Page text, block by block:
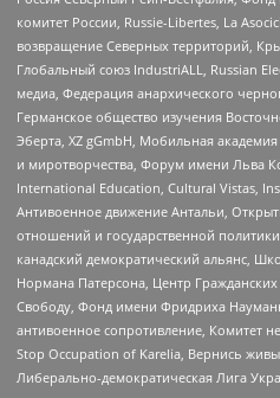
комитет России, Russie-Libertes, La
возвращение Северных территорий,
Глобальный союз IndustriALL, Russian
медиа, Федерация анархического
Германское общество изучения
Эберта, XZ gGmbH, Мобильная
и миротворчества, Форум имени Льва
International Education, Cultural Vistas,
Антивоенное движение Антальи,
отношений и государственной
канадский демократический альянс,
Нормана Патерсона, Центр
Свободу, Фонд имени Фридриха
антивоенное сопротивление, Комитет
Stop Occupation of Karelia, Вернись
Либерально-демократическая Лига